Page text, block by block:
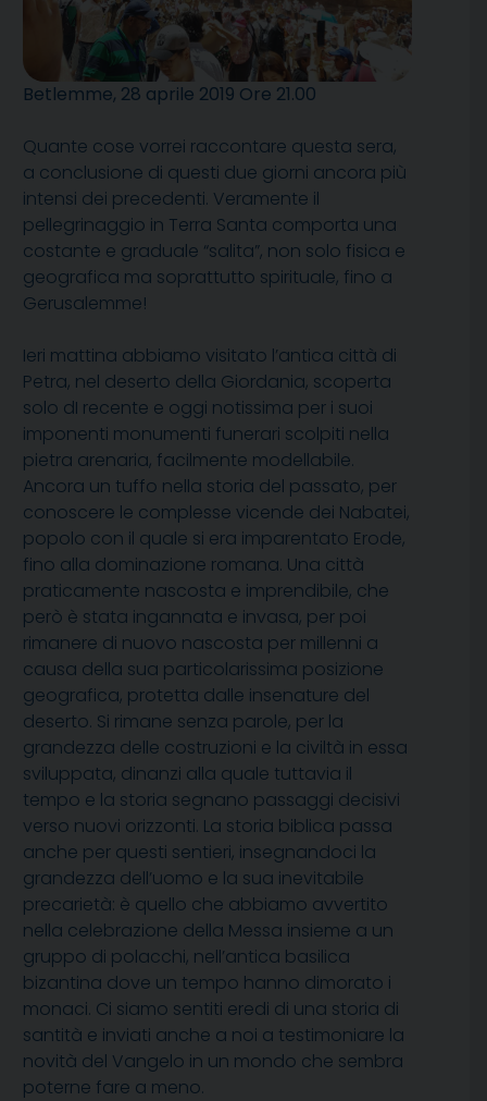
Betlemme, 28 aprile 2019 Ore 21.00
Quante cose vorrei raccontare questa sera,
a conclusione di questi due giorni ancora più
intensi dei precedenti. Veramente il
pellegrinaggio in Terra Santa comporta una
costante e graduale “salita”, non solo fisica e
geografica ma soprattutto spirituale, fino a
Gerusalemme!
Ieri mattina abbiamo visitato l’antica città di
Petra, nel deserto della Giordania, scoperta
solo dI recente e oggi notissima per i suoi
imponenti monumenti funerari scolpiti nella
pietra arenaria, facilmente modellabile.
Ancora un tuffo nella storia del passato, per
conoscere le complesse vicende dei Nabatei,
popolo con il quale si era imparentato Erode,
fino alla dominazione romana. Una città
praticamente nascosta e imprendibile, che
però è stata ingannata e invasa, per poi
rimanere di nuovo nascosta per millenni a
causa della sua particolarissima posizione
geografica, protetta dalle insenature del
deserto. Si rimane senza parole, per la
grandezza delle costruzioni e la civiltà in essa
sviluppata, dinanzi alla quale tuttavia il
tempo e la storia segnano passaggi decisivi
verso nuovi orizzonti. La storia biblica passa
anche per questi sentieri, insegnandoci la
grandezza dell’uomo e la sua inevitabile
precarietà: è quello che abbiamo avvertito
nella celebrazione della Messa insieme a un
gruppo di polacchi, nell’antica basilica
bizantina dove un tempo hanno dimorato i
monaci. Ci siamo sentiti eredi di una storia di
santità e inviati anche a noi a testimoniare la
novità del Vangelo in un mondo che sembra
poterne fare a meno.